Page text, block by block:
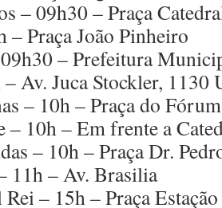
– 09h30 – Praça
– Praça João Pinheiro
– Prefeitura
– Av. Juca Stockler,
– 10h – Praça do Fórum
– 10h – Em frente a
– 10h – Praça Dr.
11h – Av. Brasilia
Rei – 15h – Praça